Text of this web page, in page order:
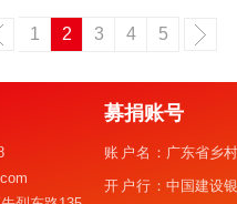
1 2 3 4 5
募捐账号
账户名： 广东省乡
开户行：中国建设